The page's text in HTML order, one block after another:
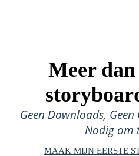
Meer
Geen Downloads,
Nodig om
MAAK MIJN EERSTE